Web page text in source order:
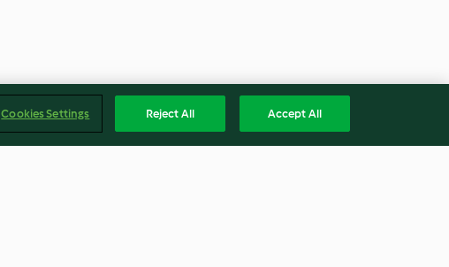
Cookies Settings Reject All Accept All